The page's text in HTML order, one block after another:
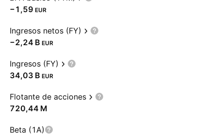
−1,59 EUR
Ingresos netos (FY)
‪−2,24 B‬ EUR
Ingresos (FY)
‪34,03 B‬ EUR
Flotante de acciones
‪720,44 M‬
Beta (1A)